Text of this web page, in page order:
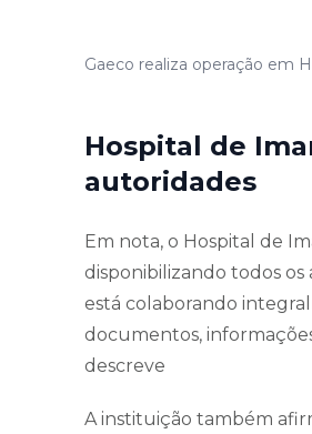
Gaeco realiza operação em
Hospital de
autoridades
Em nota, o Hospital de
disponibilizando todos os
está colaborando
documentos,
descreve
A instituição também